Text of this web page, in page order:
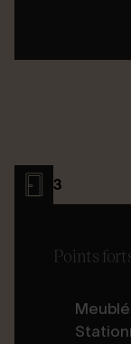
3
Points
Meublé